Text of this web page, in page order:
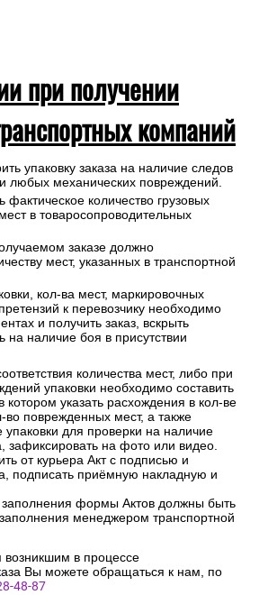
при получении
компаний
упаковку заказа на наличие следов
любых механических повреждений.
фактическое количество грузовых
в товаросопроводительных
заказе должно
мест, указанных в транспортной
кол-ва мест, маркировочных
к перевозчику необходимо
и получить заказ, вскрыть
на наличие боя в присутствии
количества мест, либо при
упаковки необходимо составить
котором указать расхождения в кол-ве
во поврежденных мест, а также
упаковки для проверки на наличие
зафиксировать на фото или видео.
от курьера Акт с подписью и
подписать приёмную накладную и
формы Актов должны быть
менеджером транспортной
в процессе
Вы можете обращаться к нам, по
48-87